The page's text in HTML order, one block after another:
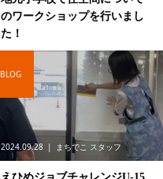
のワークショップを行いまし
た！
2024.09.28 まちでこ スタッフ
BLOG